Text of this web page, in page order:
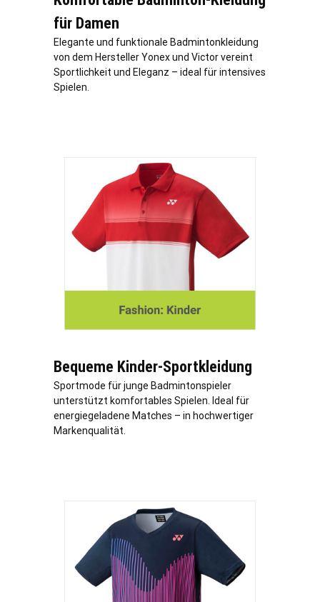
für Damen
Elegante und funktionale Badmintonkleidung
von dem Hersteller Yonex und Victor vereint
Sportlichkeit und Eleganz – ideal für intensives
Spielen.
Bequeme Kinder-Sportkleidung
Sportmode für junge Badmintonspieler
unterstützt komfortables Spielen. Ideal für
energiegeladene Matches – in hochwertiger
Markenqualität.